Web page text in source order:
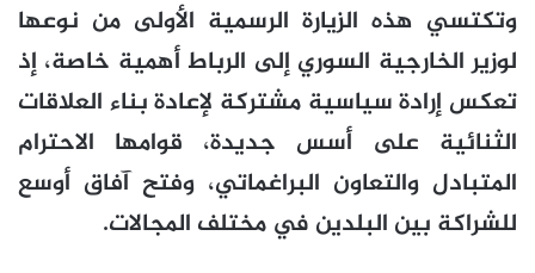
وتكتسي هذه الزيارة الرسمية الأولى من نوعها
لوزير الخارجية السوري إلى الرباط أهمية خاصة، إذ
تعكس إرادة سياسية مشتركة لإعادة بناء العلاقات
الثنائية على أسس جديدة، قوامها الاحترام
المتبادل والتعاون البراغماتي، وفتح آفاق أوسع
للشراكة بين البلدين في مختلف المجالات.